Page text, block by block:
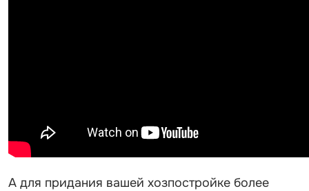
А для придания вашей хозпостройке более